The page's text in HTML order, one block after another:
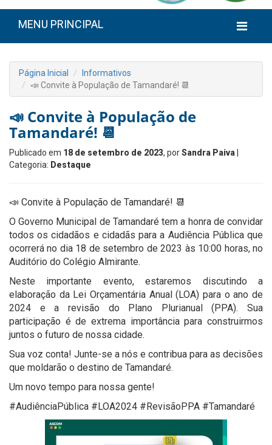
MENU PRINCIPAL
Página Inicial
Informativos
📣 Convite à População de Tamandaré! 📆
📣 Convite à População de
Tamandaré! 📆
Publicado em 18 de setembro de 2023, porSandra Paiva
Categoria: Destaque
📣 Convite à População de Tamandaré! 📆
O Governo Municipal de Tamandaré tem a honra de convidar
todos os cidadãos e cidadãs para a Audiência Pública que
ocorrerá no dia 18 de setembro de 2023 às 10:00 horas, no
Auditório do Colégio Almirante.
Neste importante evento, estaremos discutindo a
elaboração da Lei Orçamentária Anual (LOA) para o ano de
2024 e a revisão do Plano Plurianual (PPA). Sua
participação é de extrema importância para construirmos
juntos o futuro de nossa cidade.
Sua voz conta! Junte-se a nós e contribua para as decisões
que moldarão o destino de Tamandaré.
Um novo tempo para nossa gente!
#AudiênciaPública #LOA2024 #RevisãoPPA #Tamandaré